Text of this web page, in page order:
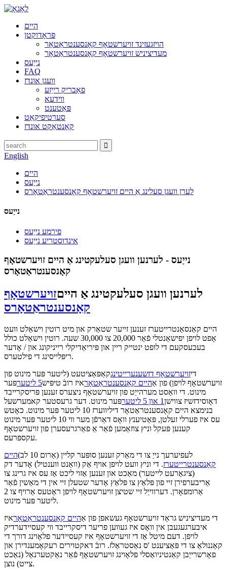
היים
פּראָדוקטן
הויזגעזינד זויערשטאָף קאָנסענטראַטאָר
מעדיציניש זויערשטאָף קאָנסענטראַטאָר
נייַעס
FAQ
וועגן אונדז
פאַבריק רייַזע
ווידעא
פּאַטענט
סערטיפיקאַט
קאָנטאַקט אונדז
English
היים
נייַעס
לערן וועגן סעלינג אַ היים זויערשטאָף קאָנסענטראַטאָרס
נייַעס
פירמע נייַעס
אינדוסטריע נייַעס
נייַעס - לערנען וועגן סעלעקטינג אַ היים זויערשטאָף
קאָנסענטראַטאָרס
לערנען וועגן סעלעקטינג אַ הייםזויערשטאָף
קאָנסענטראַטאָרס
היים קאַנסאַנטרייטערז זענען זייער שטאַרק און מיט רוטין וישאַלט וועט
אָפט לויפן יפישאַנטלי פֿאַר 20,000 צו 30,000 שעה. רוטין וישאַלט כולל
בעכעסקעם די לופט ינטייק ריין און פּיריאַדיקלי רייניקונג און / אָדער
ריפּלייסינג די פילטערס.
דיזויערשטאָף דזשענערייטינגקאַפּאַציטעט (ליטער פּער מינוט פון
זויערשטאָף לויפן) פון אַהיים קאָנסענטראַטאָראיז רובֿ טיפּיש5 ליטער
פּער
מינוט. די וואַסט מערהייַט פון זויערשטאָף ניצערס זענען פּריסקרייבד
דאָוסידזשיז צווישן1 און 5 ליטער
פּער מינוט. דער גרעסטער קאמערשעל
בנימצא היים קאָנסענטראַטאָר דיליווערז 10 ליטער פּער מינוט. כאָטש
עס איז פערלי זעלטן, פּאַטיענץ וואָס דאַרפֿן מער ווי 10 ליטער פּער מינוט
קענען פּעקל וניץ צוזאַמען פֿאַר אַ פאַרגרעסערן פון זויערשטאָף
עקספּרעס.
לעפיערעך נייַ צו די מאַרק זענען סופּער קליין (אַרום 10 לב)
היים
קאָנסענטרייטערז. די וניץ וועט לויפן אויף אַק (וואַנט ווענטיל) אָדער דק
(ציגאַרעט לייטער) מאַכט און זענען אַזוי ליכט אַז עס איז גרינג צו
אַריבערפירן זיי פון פּלאַץ צו פּלאַץ אָדער שטעלן זיי אין די מאַשין פֿאַר
אַרומפאָרן. דערווייַל זיי שטיצן זויערשטאָף לויפן ראַטעס אַרויף צו 2
ליטער פּער מינוט.
די מעדיציניש גראַד זויערשטאָף געשאפן פון אַהיים קאָנסענטראַטאָראיז
איבערגעגעבן אין וואָס איז געווען פריער דיסקרייבד ווי קעסיידערדיק
לויפן. דעם מיטל אַז די זויערשטאָף איז קעסיידער פלאָוינג דורך די
קאַננולאַ צו די פּאַציענט 'ס נאַסטראַלז. רובֿ דאקטוירים רעקאָמענדירן און
פאָרשרייַבן קאַנטיניואַסלי פלאָוינג זויערשטאָף פֿאַר נאַקטערנאַל (נאַכט
צייט) נוצן.